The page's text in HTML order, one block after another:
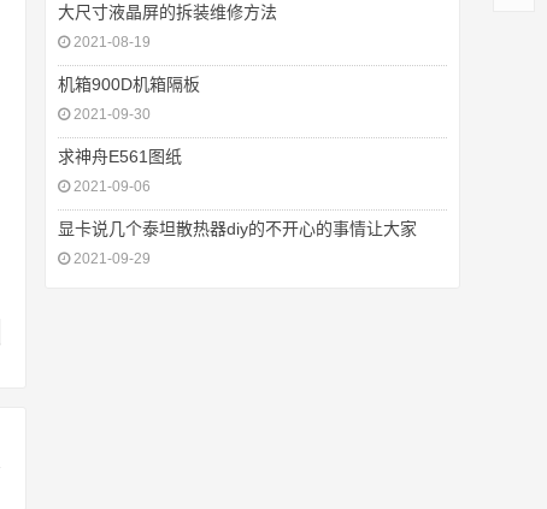
大尺寸液晶屏的拆装维修方法
2021-08-19
机箱900D机箱隔板
2021-09-30
求神舟E561图纸
2021-09-06
显卡说几个泰坦散热器diy的不开心的事情让大家
2021-09-29